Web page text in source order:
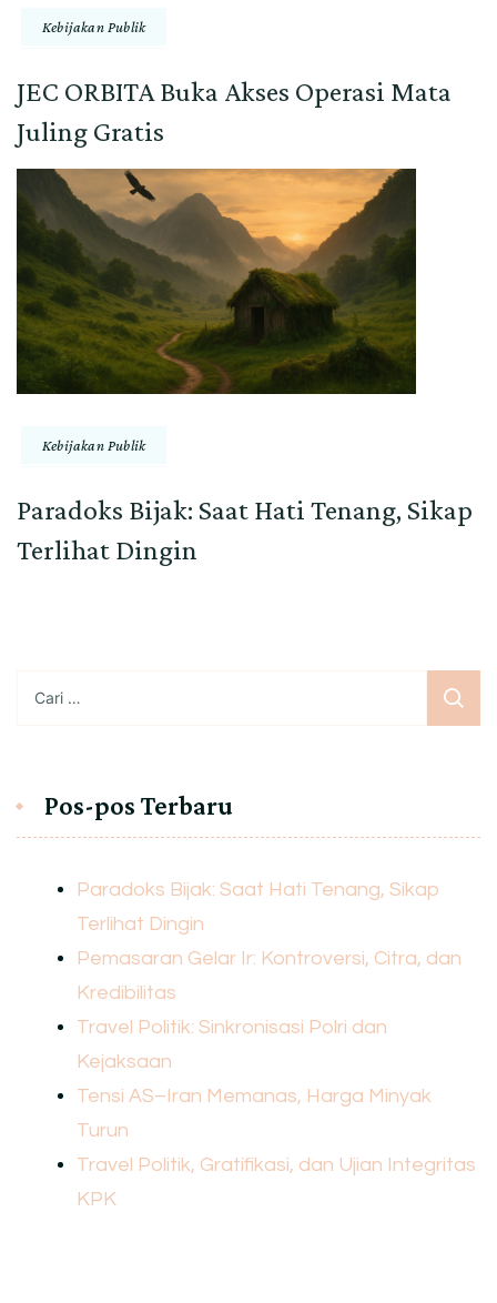
Kebijakan Publik
JEC ORBITA Buka Akses Operasi Mata
Juling Gratis
Kebijakan Publik
Paradoks Bijak: Saat Hati Tenang, Sikap
Terlihat Dingin
untuk:
Pos-pos Terbaru
Paradoks Bijak: Saat Hati Tenang, Sikap
Terlihat Dingin
Pemasaran Gelar Ir: Kontroversi, Citra, dan
Kredibilitas
Travel Politik: Sinkronisasi Polri dan
Kejaksaan
Tensi AS–Iran Memanas, Harga Minyak
Turun
Travel Politik, Gratifikasi, dan Ujian Integritas
KPK